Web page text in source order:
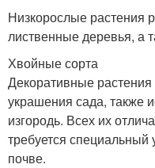
Низкорослые растения
лиственные деревья, а
Хвойные сорта
Декоративные
украшения сада, также
изгородь. Всех их
требуется специальный
почве.